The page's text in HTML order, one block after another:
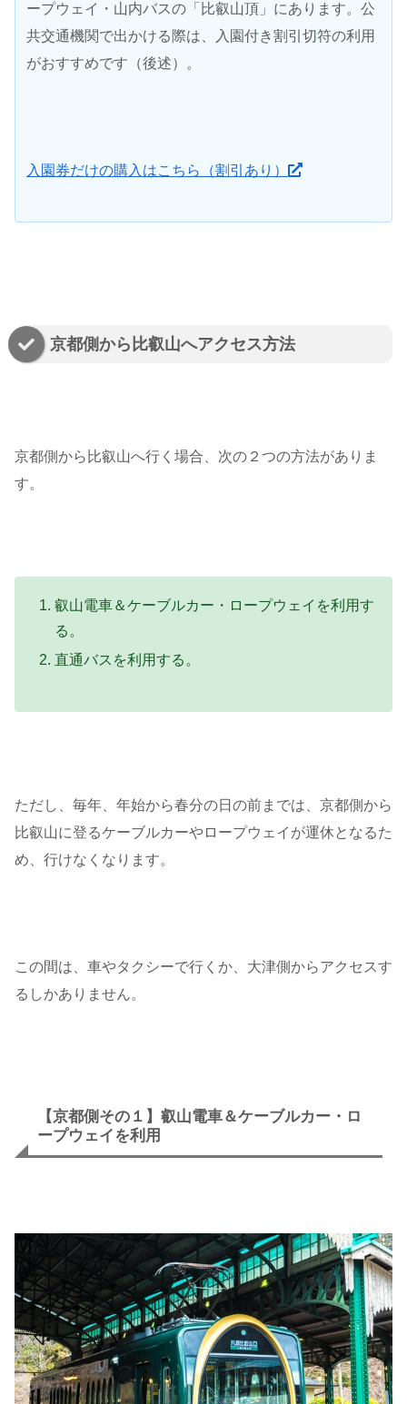
ープウェイ・山内バスの「比叡山頂」にあります。公
共交通機関で出かける際は、入園付き割引切符の利用
がおすすめです（後述）。
入園券だけの購入はこちら（割引あり）
京都側から比叡山へアクセス方法
京都側から比叡山へ行く場合、次の２つの方法がありま
す。
叡山電車＆ケーブルカー・ロープウェイを利用す
る。
直通バスを利用する。
ただし、毎年、年始から春分の日の前までは、京都側から
比叡山に登るケーブルカーやロープウェイが運休となるた
め、行けなくなります。
この間は、車やタクシーで行くか、大津側からアクセスす
るしかありません。
【京都側その１】叡山電車＆ケーブルカー・ロ
ープウェイを利用